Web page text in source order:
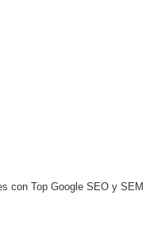
con Top Google SEO y SEM